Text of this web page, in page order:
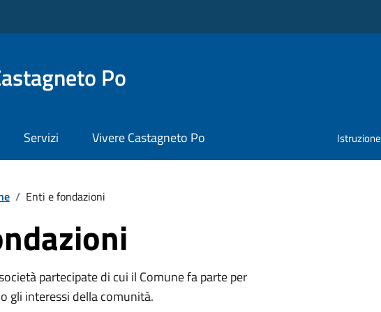
Po
Servizi Vivere Castagneto Po Istruzione
/ Enti e fondazioni
partecipate di cui il Comune fa parte per
gli interessi della comunità.